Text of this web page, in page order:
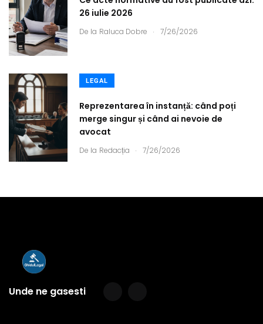
26 iulie 2026
De la Raluca Dobre . 7/26/2026
LEGAL
Reprezentarea în instanță: când poți
merge singur și când ai nevoie de
avocat
De la Redacția . 7/26/2026
Unde ne gasesti